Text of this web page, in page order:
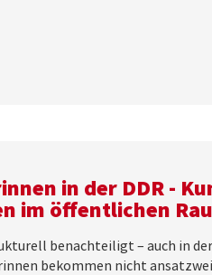
in der DDR -
im öffentlichen
benachteiligt – auch in der
bekommen nicht